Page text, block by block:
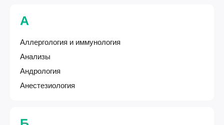
А
Аллергология и иммунология
Анализы
Андрология
Анестезиология